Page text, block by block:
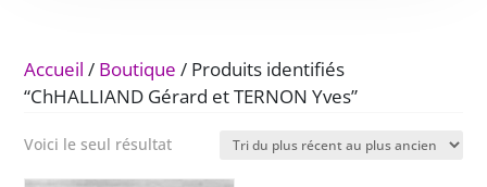
Accueil / Boutique / Produits identifiés
“ChHALLIAND Gérard et TERNON Yves”
Voici le seul résultat